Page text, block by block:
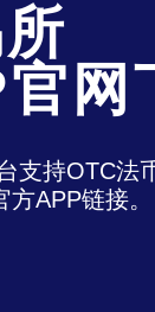
网
支持OTC法
APP链接。